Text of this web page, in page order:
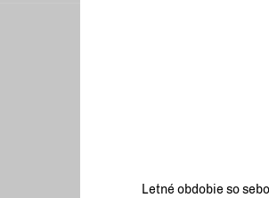
Letné obdobie so